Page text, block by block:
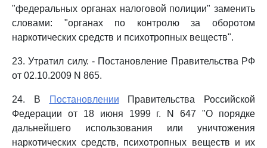
"федеральных органах налоговой полиции" заменить
словами: "органах по контролю за оборотом
наркотических средств и психотропных веществ".
23. Утратил силу. - Постановление Правительства РФ
от 02.10.2009 N 865.
24. В Постановлении Правительства Российской
Федерации от 18 июня 1999 г. N 647 "О порядке
дальнейшего использования или уничтожения
наркотических средств, психотропных веществ и их